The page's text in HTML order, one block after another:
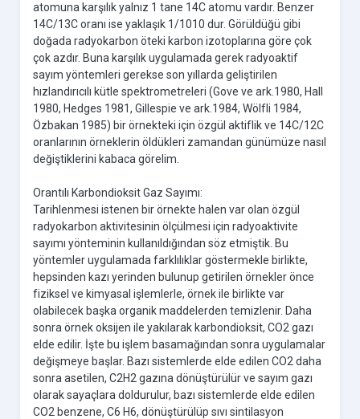
atomuna karşılık yalnız 1 tane 14C atomu vardır. Benzer
14C/13C oranı ise yaklaşık 1/1010 dur. Görüldüğü gibi
doğada radyokarbon öteki karbon izotoplarına göre çok
çok azdır. Buna karşılık uygulamada gerek radyoaktif
sayım yöntemleri gerekse son yıllarda geliştirilen
hızlandırıcılı kütle spektrometreleri (Gove ve ark.1980, Hall
1980, Hedges 1981, Gillespie ve ark.1984, Wölfli 1984,
Özbakan 1985) bir örnekteki için özgül aktiflik ve 14C/12C
oranlarının örneklerin öldükleri zamandan günümüze nasıl
değiştiklerini kabaca görelim.
Orantılı Karbondioksit Gaz Sayımı:
Tarihlenmesi istenen bir örnekte halen var olan özgül
radyokarbon aktivitesinin ölçülmesi için radyoaktivite
sayımı yönteminin kullanıldığından söz etmiştik. Bu
yöntemler uygulamada farklılıklar göstermekle birlikte,
hepsinden kazı yerinden bulunup getirilen örnekler önce
fiziksel ve kimyasal işlemlerle, örnek ile birlikte var
olabilecek başka organik maddelerden temizlenir. Daha
sonra örnek oksijen ile yakılarak karbondioksit, CO2 gazı
elde edilir. İşte bu işlem basamağından sonra uygulamalar
değişmeye başlar. Bazı sistemlerde elde edilen CO2 daha
sonra asetilen, C2H2 gazına dönüştürülür ve sayım gazı
olarak sayaçlara doldurulur, bazı sistemlerde elde edilen
CO2 benzene, C6 H6, dönüştürülüp sıvı sintilasyon